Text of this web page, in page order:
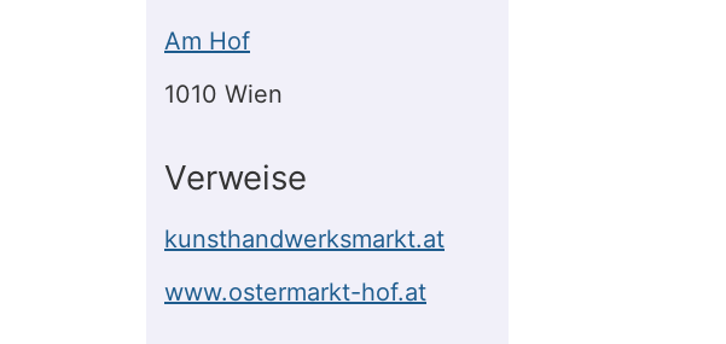
Am Hof
1010 Wien
Verweise
kunsthandwerksmarkt.at
www.ostermarkt-hof.at